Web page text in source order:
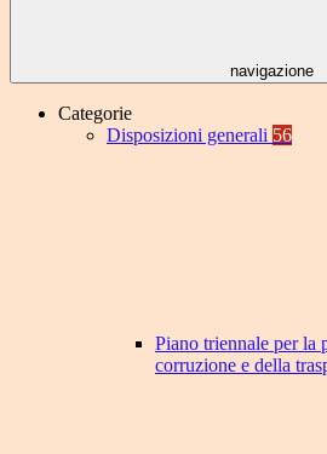
navigazione
Categorie
Disposizioni generali 56
Piano triennale per la
corruzione e della